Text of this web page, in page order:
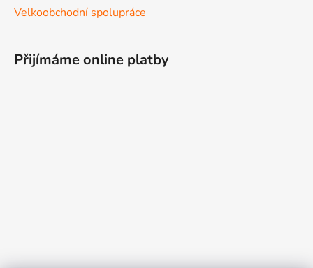
Velkoobchodní spolupráce
Přijímáme online platby